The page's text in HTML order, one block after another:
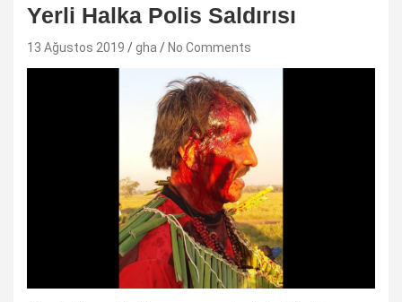
Yerli Halka Polis Saldırısı
13 Ağustos 2019 gha No Comments